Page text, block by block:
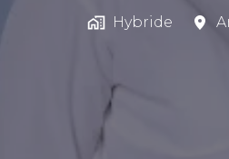
Hybride